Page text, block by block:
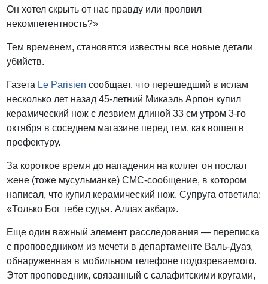
Он хотел скрыть от нас правду или проявил
некомпетентность?»
Тем временем, становятся известны все новые детали
убийств.
Газета Le Parisien сообщает, что перешедший в ислам
несколько лет назад 45-летний Микаэль Арпон купил
керамический нож с лезвием длиной 33 см утром 3-го
октября в соседнем магазине перед тем, как вошел в
префектуру.
За короткое время до нападения на коллег он послал
жене (тоже мусульманке) СМС-сообщение, в котором
написал, что купил керамический нож. Супруга ответила:
«Только Бог тебе судья. Аллах акбар».
Еще один важный элемент расследования — переписка
с проповедником из мечети в департаменте Валь-Дуаз,
обнаруженная в мобильном телефоне подозреваемого.
Этот проповедник, связанный с салафитскими кругами,